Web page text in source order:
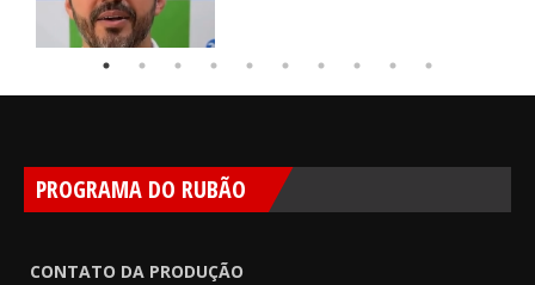
PROGRAMA DO RUBÃO
CONTATO DA PRODUÇÃO